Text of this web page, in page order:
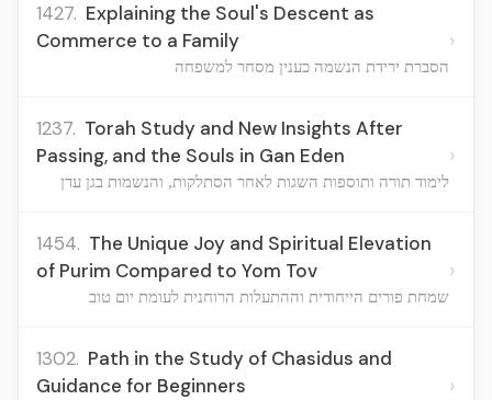
1427. Explaining the Soul's Descent as
Commerce to a Family
הסברת ירידת הנשמה כענין מסחר למשפחה
›
1237. Torah Study and New Insights After
Passing, and the Souls in Gan Eden
לימוד תורה ותוספות השגות לאחר הסתלקות, והנשמות בגן עדן
›
1454. The Unique Joy and Spiritual Elevation
of Purim Compared to Yom Tov
שמחת פורים הייחודית וההתעלות הרוחנית לעומת יום טוב
›
1302. Path in the Study of Chasidus and
Guidance for Beginners
›